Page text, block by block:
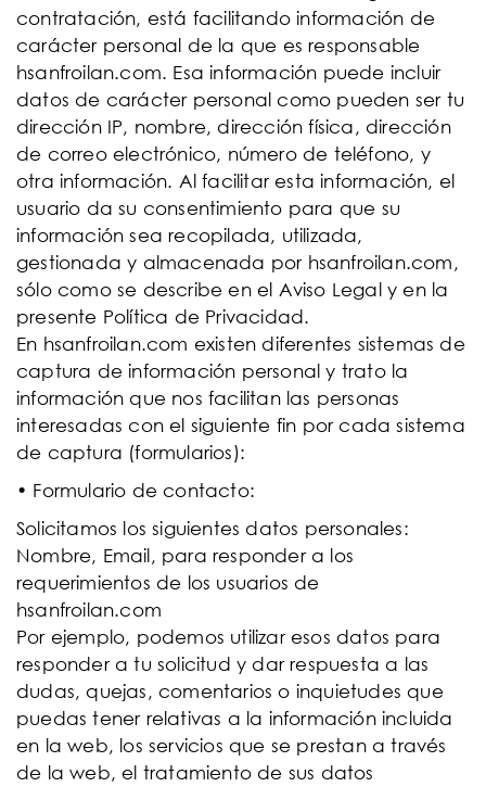
contratación, está facilitando información de
carácter personal de la que es responsable
hsanfroilan.com. Esa información puede incluir
datos de carácter personal como pueden ser tu
dirección IP, nombre, dirección física, dirección
de correo electrónico, número de teléfono, y
otra información. Al facilitar esta información, el
usuario da su consentimiento para que su
información sea recopilada, utilizada,
gestionada y almacenada por hsanfroilan.com,
sólo como se describe en el Aviso Legal y en la
presente Política de Privacidad.
En hsanfroilan.com existen diferentes sistemas de
captura de información personal y trato la
información que nos facilitan las personas
interesadas con el siguiente fin por cada sistema
de captura (formularios):
• Formulario de contacto:
Solicitamos los siguientes datos personales:
Nombre, Email, para responder a los
requerimientos de los usuarios de
hsanfroilan.com
Por ejemplo, podemos utilizar esos datos para
responder a tu solicitud y dar respuesta a las
dudas, quejas, comentarios o inquietudes que
puedas tener relativas a la información incluida
en la web, los servicios que se prestan a través
de la web, el tratamiento de sus datos